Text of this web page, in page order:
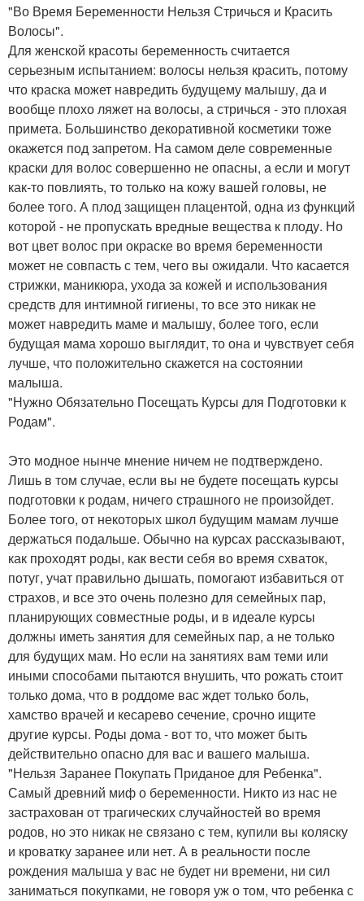
"Во Время Беременности Нельзя Стричься и Красить
Волосы".
Для женской красоты беременность считается
серьезным испытанием: волосы нельзя красить, потому
что краска может навредить будущему малышу, да и
вообще плохо ляжет на волосы, а стричься - это плохая
примета. Большинство декоративной косметики тоже
окажется под запретом. На самом деле современные
краски для волос совершенно не опасны, а если и могут
как-то повлиять, то только на кожу вашей головы, не
более того. А плод защищен плацентой, одна из функций
которой - не пропускать вредные вещества к плоду. Но
вот цвет волос при окраске во время беременности
может не совпасть с тем, чего вы ожидали. Что касается
стрижки, маникюра, ухода за кожей и использования
средств для интимной гигиены, то все это никак не
может навредить маме и малышу, более того, если
будущая мама хорошо выглядит, то она и чувствует себя
лучше, что положительно скажется на состоянии
малыша.
"Нужно Обязательно Посещать Курсы для Подготовки к
Родам".
Это модное нынче мнение ничем не подтверждено.
Лишь в том случае, если вы не будете посещать курсы
подготовки к родам, ничего страшного не произойдет.
Более того, от некоторых школ будущим мамам лучше
держаться подальше. Обычно на курсах рассказывают,
как проходят роды, как вести себя во время схваток,
потуг, учат правильно дышать, помогают избавиться от
страхов, и все это очень полезно для семейных пар,
планирующих совместные роды, и в идеале курсы
должны иметь занятия для семейных пар, а не только
для будущих мам. Но если на занятиях вам теми или
иными способами пытаются внушить, что рожать стоит
только дома, что в роддоме вас ждет только боль,
хамство врачей и кесарево сечение, срочно ищите
другие курсы. Роды дома - вот то, что может быть
действительно опасно для вас и вашего малыша.
"Нельзя Заранее Покупать Приданое для Ребенка".
Самый древний миф о беременности. Никто из нас не
застрахован от трагических случайностей во время
родов, но это никак не связано с тем, купили вы коляску
и кроватку заранее или нет. А в реальности после
рождения малыша у вас не будет ни времени, ни сил
заниматься покупками, не говоря уж о том, что ребенка с